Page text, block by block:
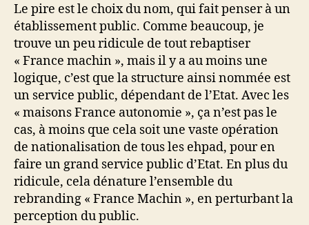
Le pire est le choix du nom, qui fait penser à un
établissement public. Comme beaucoup, je
trouve un peu ridicule de tout rebaptiser
« France machin », mais il y a au moins une
logique, c’est que la structure ainsi nommée est
un service public, dépendant de l’Etat. Avec les
« maisons France autonomie », ça n’est pas le
cas, à moins que cela soit une vaste opération
de nationalisation de tous les ehpad, pour en
faire un grand service public d’Etat. En plus du
ridicule, cela dénature l’ensemble du
rebranding « France Machin », en perturbant la
perception du public.